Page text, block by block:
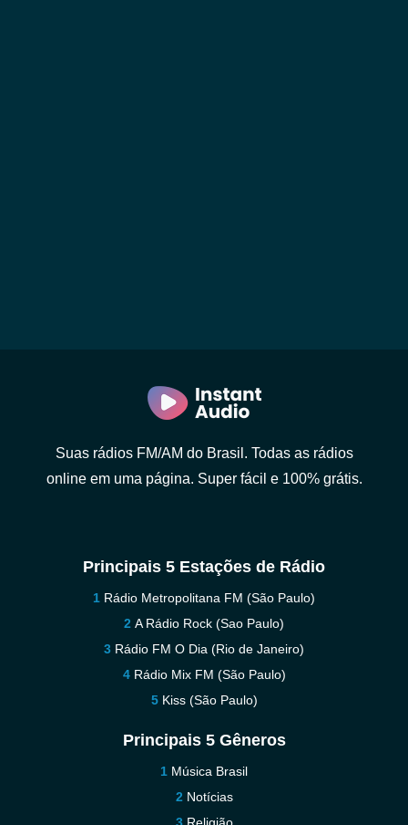
Suas rádios FM/AM do Brasil. Todas as rádios
online em uma página. Super fácil e 100% grátis.
Principais 5 Estações de Rádio
Rádio Metropolitana FM (São Paulo)
A Rádio Rock (Sao Paulo)
Rádio FM O Dia (Rio de Janeiro)
Rádio Mix FM (São Paulo)
Kiss (São Paulo)
Principais 5 Gêneros
Música Brasil
Notícias